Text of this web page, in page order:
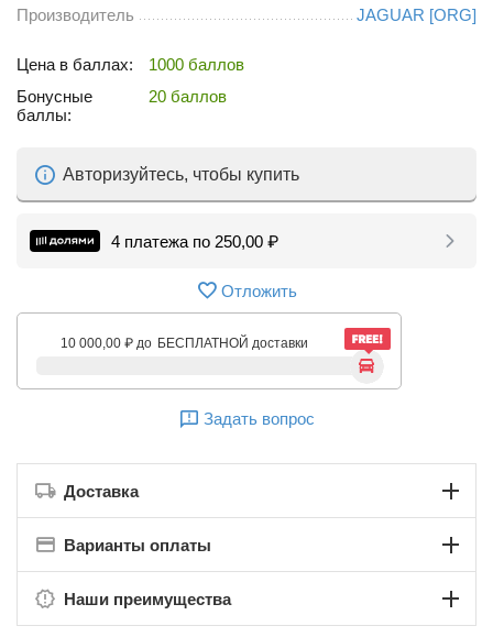
Производитель JAGUAR [ORG]
Цена в баллах:
1000 баллов
Бонусные
баллы:
20 баллов
Авторизуйтесь, чтобы купить
4 платежа по 250,00 ₽
Отложить
10 000,00 ₽ до БЕСПЛАТНОЙ доставки
Задать вопрос
Доставка
Варианты оплаты
Наши преимущества